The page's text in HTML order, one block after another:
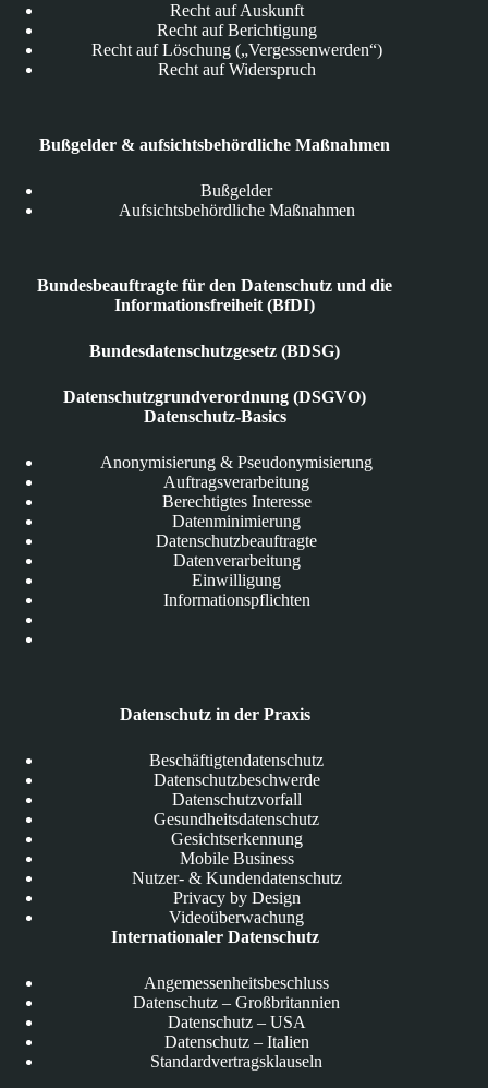
Recht auf Auskunft
Recht auf Berichtigung
Recht auf Löschung („Vergessenwerden“)
Recht auf Widerspruch
Bußgelder & aufsichtsbehördliche Maßnahmen
Bußgelder
Aufsichtsbehördliche Maßnahmen
Bundesbeauftragte für den Datenschutz und die
Informationsfreiheit (BfDI)
Bundesdatenschutzgesetz (BDSG)
Datenschutzgrundverordnung (DSGVO)
Datenschutz-Basics
Anonymisierung & Pseudonymisierung
Auftragsverarbeitung
Berechtigtes Interesse
Datenminimierung
Datenschutzbeauftragte
Datenverarbeitung
Einwilligung
Informationspflichten
Datenschutz in der Praxis
Beschäftigtendatenschutz
Datenschutzbeschwerde
Datenschutzvorfall
Gesundheitsdatenschutz
Gesichtserkennung
Mobile Business
Nutzer- & Kundendatenschutz
Privacy by Design
Videoüberwachung
Internationaler Datenschutz
Angemessenheitsbeschluss
Datenschutz – Großbritannien
Datenschutz – USA
Datenschutz – Italien
Standardvertragsklauseln